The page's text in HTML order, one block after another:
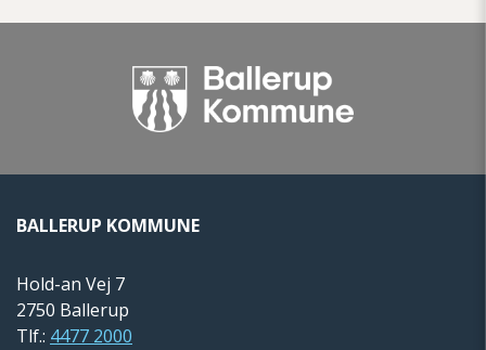
BALLERUP KOMMUNE
Hold-an Vej 7
2750 Ballerup
Tlf.: 4477 2000